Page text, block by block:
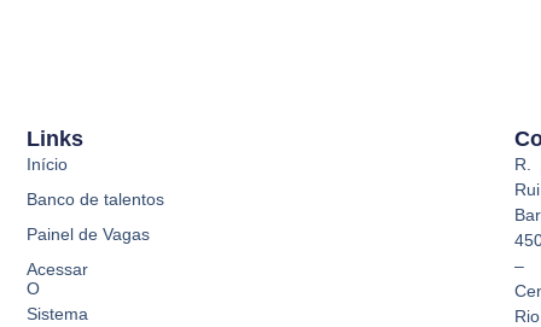
O
Sistema
Links
Início
Banco de talentos
Painel de Vagas
Acessar
R.
Rui
–
Rio